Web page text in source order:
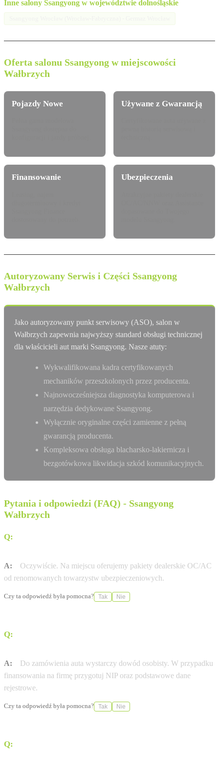
Inne salony Ssangyong w województwie dolnośląskie
Oferta salonu Ssangyong w miejscowości
Wałbrzych
Pojazdy Nowe Używane z Gwarancją
Finansowanie Ubezpieczenia
Autoryzowany Serwis i Części Ssangyong
Wałbrzych
Jako autoryzowany punkt serwisowy (ASO), salon w
Wałbrzych zapewnia najwyższy standard obsługi technicznej
dla właścicieli aut marki Ssangyong. Nasze atuty:
Wykwalifikowana kadra certyfikowanych
mechaników przeszkolonych przez producenta.
Najnowocześniejsza diagnostyka komputerowa i
narzędzia dedykowane Ssangyong.
Wyłącznie oryginalne części zamienne z pełną
gwarancją producenta.
Kompleksowa obsługa blacharsko-lakiernicza i
bezgotówkowa likwidacja szkód komunikacyjnych.
Pytania i odpowiedzi (FAQ) - Ssangyong
Wałbrzych
Q:
A:
Oczywiście. Na miejscu oferujemy pakiety dealerskie OC/AC
od renomowanych towarzystw ubezpieczeniowych.
Czy ta odpowiedź była pomocna? Tak Nie
Q:
A:
Do zamówienia auta wystarczy dowód osobisty. W przypadku
finansowania na firmę przygotuj NIP oraz podstawowe dane
rejestrowe.
Czy ta odpowiedź była pomocna? Tak Nie
Q: